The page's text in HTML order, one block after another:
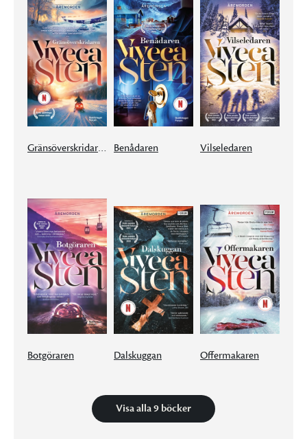
Gränsöverskridaren Benådaren Vilseledaren
Botgöraren Dalskuggan Offermakaren
Visa alla 9 böcker